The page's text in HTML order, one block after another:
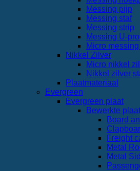
Messing pijp
Messing staf
Messing strip
Messing U-
Micro
Nikkel Zilver
Micro nikkel
Nikkel zilver
Plaatmateriaal
Evergreen
Evergreen plaat
Bewerkte plaat
Board
Freight
Metal
Metal